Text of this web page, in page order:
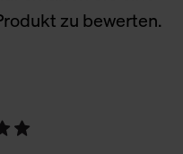
zu bewerten.